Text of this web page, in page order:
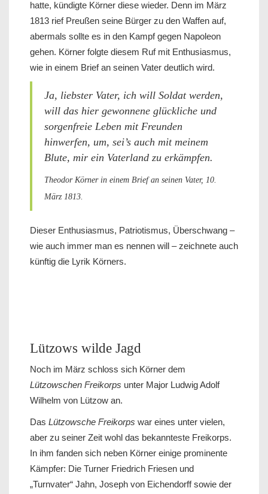
hatte, kündigte Körner diese wieder. Denn im März
1813 rief Preußen seine Bürger zu den Waffen auf,
abermals sollte es in den Kampf gegen Napoleon
gehen. Körner folgte diesem Ruf mit Enthusiasmus,
wie in einem Brief an seinen Vater deutlich wird.
Ja, liebster Vater, ich will Soldat werden,
will das hier gewonnene glückliche und
sorgenfreie Leben mit Freunden
hinwerfen, um, sei’s auch mit meinem
Blute, mir ein Vaterland zu erkämpfen.
Theodor Körner in einem Brief an seinen Vater, 10.
März 1813.
Dieser Enthusiasmus, Patriotismus, Überschwang –
wie auch immer man es nennen will – zeichnete auch
künftig die Lyrik Körners.
Lützows wilde Jagd
Noch im März schloss sich Körner dem
Lützowschen Freikorps unter Major Ludwig Adolf
Wilhelm von Lützow an.
Das Lützowsche Freikorps war eines unter vielen,
aber zu seiner Zeit wohl das bekannteste Freikorps.
In ihm fanden sich neben Körner einige prominente
Kämpfer: Die Turner Friedrich Friesen und
„Turnvater“ Jahn, Joseph von Eichendorff sowie der